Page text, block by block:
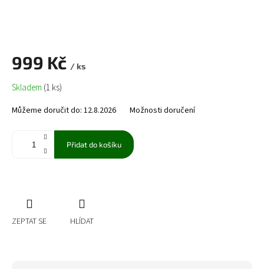
999 Kč / ks
Měrná
cena:
Skladem (1 ks)
Můžeme doručit do: 12.8.2026 Možnosti doručení
Přidat do košíku
ZEPTAT SE HLÍDAT